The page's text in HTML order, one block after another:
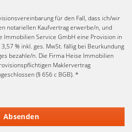
für den Fall, dass ich/wir
notariellen Kaufvertrag erwerbe/n, und
Immobilien Service GmbH eine Provision in
% inkl. ges. MwSt. fällig bei Beurkundung
bezahle/n. Die Firma Heise Immobilien
Maklervertrag
(§ 656 c BGB). *
Absenden